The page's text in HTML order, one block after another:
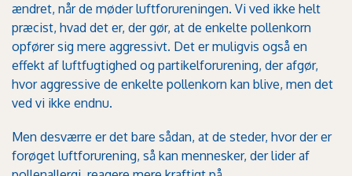
ændret, når de møder luftforureningen. Vi ved ikke helt
præcist, hvad det er, der gør, at de enkelte pollenkorn
opfører sig mere aggressivt. Det er muligvis også en
effekt af luftfugtighed og partikelforurening, der afgør,
hvor aggressive de enkelte pollenkorn kan blive, men det
ved vi ikke endnu.
Men desværre er det bare sådan, at de steder, hvor der er
forøget luftforurening, så kan mennesker, der lider af